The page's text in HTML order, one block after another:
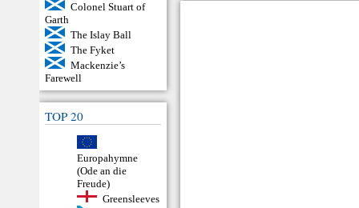
Colonel Stuart of
Garth
The Islay Ball
The Fyket
Mackenzie’s
Farewell
TOP 20
Europahymne
(Ode an die
Freude)
Greensleeves